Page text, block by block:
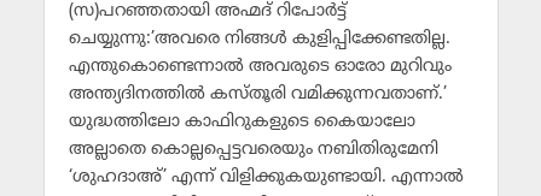
(സ)പറഞ്ഞതായി അഹ്മദ് റിപോര്‍ട്ട്
ചെയ്യുന്നു:’അവരെ നിങ്ങള്‍ കുളിപ്പിക്കേണ്ടതില്ല.
എന്തുകൊണ്ടെന്നാല്‍ അവരുടെ ഓരോ മുറിവും
അന്ത്യദിനത്തില്‍ കസ്തൂരി വമിക്കുന്നവതാണ്.’
യുദ്ധത്തിലോ കാഫിറുകളുടെ കൈയാലോ
അല്ലാതെ കൊല്ലപ്പെട്ടവരെയും നബിതിരുമേനി
‘ശുഹദാഅ്’ എന്ന് വിളിക്കുകയുണ്ടായി. എന്നാല്‍